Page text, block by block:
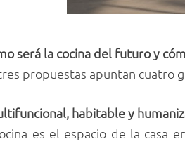
será la cocina del futuro y
propuestas apuntan cuatro
habitable y
es el espacio de la casa